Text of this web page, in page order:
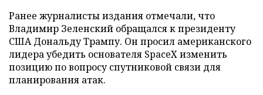
Ранее журналисты издания отмечали, что
Владимир Зеленский обращался к президенту
США Дональду Трампу. Он просил американского
лидера убедить основателя SpaceX изменить
позицию по вопросу спутниковой связи для
планирования атак.